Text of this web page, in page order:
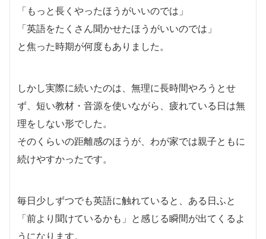
「もっと長くやったほうがいいのでは」
「英語をたくさん聞かせたほうがいいのでは」
と焦った時期が何度もありました。
しかし実際に続いたのは、無理に長時間やろうとせ
ず、短い教材・音源を使いながら、疲れている日は無
理をしない形でした。
そのくらいの距離感のほうが、わが家では親子ともに
続けやすかったです。
毎日少しずつでも英語に触れていると、ある日ふと
「前より聞けているかも」と感じる瞬間が出てくるよ
うになります。